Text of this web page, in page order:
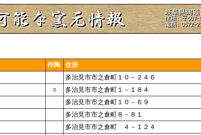
作陶 住所
多治見市市之倉町１０－２４６
○ 多治見市市之倉町１－１８４
多治見市市之倉町１０－６９
多治見市市之倉町８－８１
多治見市市之倉町 ４－１２４